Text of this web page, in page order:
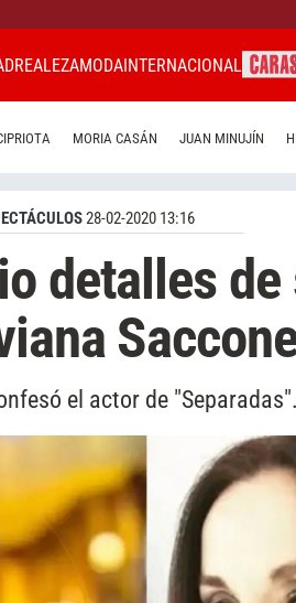
REALEZAMODAINTERNACIONAL
MORIA CASÁN JUAN MINUJÍN
28-02-2020 13:16
detalles de
el actor de "Separadas".